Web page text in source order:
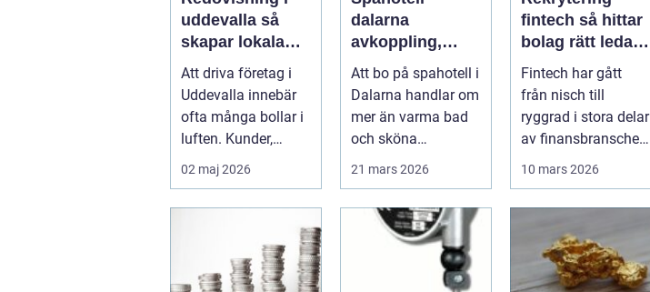
uddevalla så
skapar lokala
företag trygg
ekonomi
Att driva företag i
Uddevalla innebär
ofta många bollar i
luften. Kunder,
leveranser, personal
och m...
02 maj 2026
dalarna
avkoppling,
natur och
smaker i hjärtat
av landskapet
Att bo på spahotell i
Dalarna handlar om
mer än varma bad
och sköna
s...
21 mars 2026
fintech så hittar
bolag rätt ledare
i en reglerad
tillväxtbransch
Fintech har gått
från nisch till
ryggrad i stora delar
av finansbranschen.
10 mars 2026